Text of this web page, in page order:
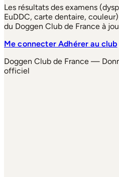
Les résultats des examens
EuDDC, carte dentaire,
du Doggen Club de France à
Me connecterAdhérer au club
Doggen Club de France —
officiel